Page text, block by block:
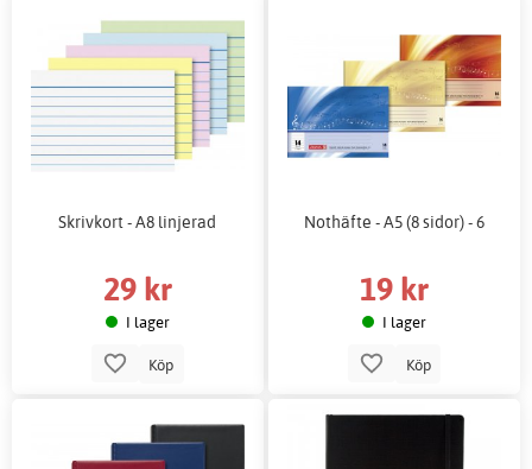
Skrivkort - A8 linjerad
29 kr
I lager
Köp
Nothäfte - A5 (8 sidor) - 6
19 kr
I lager
Köp